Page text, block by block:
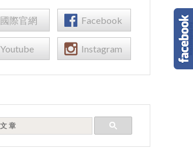
國際官網 Facebook
Youtube Instagram